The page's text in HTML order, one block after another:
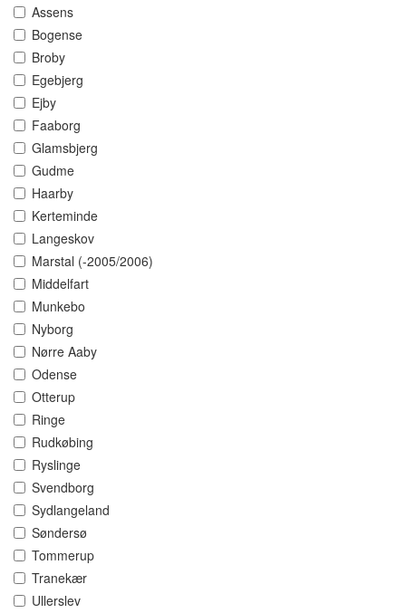
Assens
Bogense
Broby
Egebjerg
Ejby
Faaborg
Glamsbjerg
Gudme
Haarby
Kerteminde
Langeskov
Marstal (-2005/2006)
Middelfart
Munkebo
Nyborg
Nørre Aaby
Odense
Otterup
Ringe
Rudkøbing
Ryslinge
Svendborg
Sydlangeland
Søndersø
Tommerup
Tranekær
Ullerslev